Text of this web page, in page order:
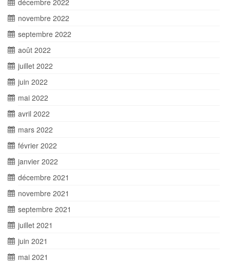
décembre 2022
novembre 2022
septembre 2022
août 2022
juillet 2022
juin 2022
mai 2022
avril 2022
mars 2022
février 2022
janvier 2022
décembre 2021
novembre 2021
septembre 2021
juillet 2021
juin 2021
mai 2021